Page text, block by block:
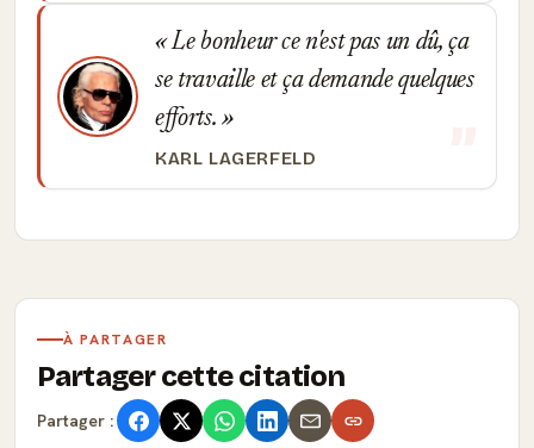
Le bonheur ce n'est pas un dû, ça
se travaille et ça demande quelques
efforts.
KARL LAGERFELD
À PARTAGER
Partager cette citation
Partager :